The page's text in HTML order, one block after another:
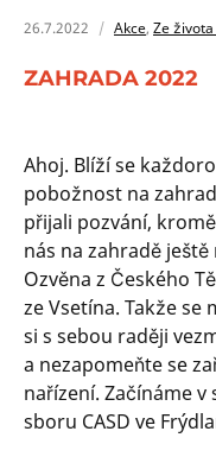
26.7.2022 Akce, Ze
ZAHRADA 2022
Ahoj. Blíží se
pobožnost na
přijali pozvání,
nás na zahradě
Ozvěna z Českého
ze Vsetína. Takže se
si s sebou raději
a nezapomeňte se
nařízení. Začínáme v
sboru CASD ve